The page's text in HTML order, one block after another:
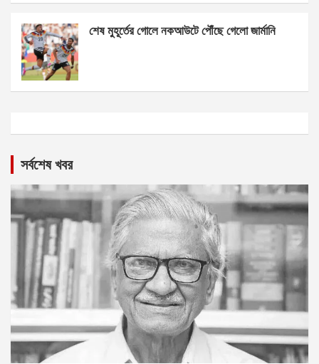
শেষ মুহূর্তের গোলে নকআউটে পৌঁছে গেলো জার্মানি
সর্বশেষ খবর